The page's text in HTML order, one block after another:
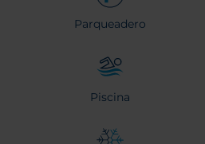
Parqueadero
Piscina